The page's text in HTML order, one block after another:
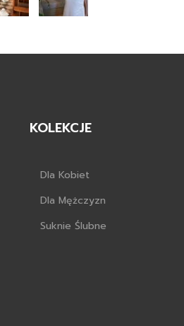
KOLEKCJE
Dla Kobiet
Dla Mężczyzn
Suknie Ślubne